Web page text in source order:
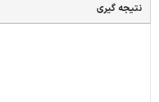
نتیجه گیری